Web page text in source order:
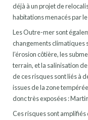
déjà à un projet de
habitations menacés par
Les Outre-mer sont
changements climatiques
l’érosion côtière, les
terrain, et la salinisation
de ces risques sont liés à
issues de la zone
donc très exposées :
Ces risques sont